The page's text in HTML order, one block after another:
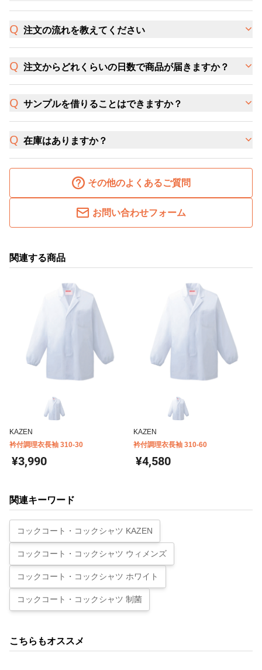
注文の流れを教えてください
注文からどれくらいの日数で商品が届きますか？
サンプルを借りることはできますか？
在庫はありますか？
その他のよくあるご質問
お問い合わせフォーム
関連する商品
KAZEN
衿付調理衣長袖 310-30
¥3,990
KAZEN
衿付調理衣長袖 310-60
¥4,580
関連キーワード
コックコート・コックシャツ KAZEN
コックコート・コックシャツ ウィメンズ
コックコート・コックシャツ ホワイト
コックコート・コックシャツ 制菌
こちらもオススメ